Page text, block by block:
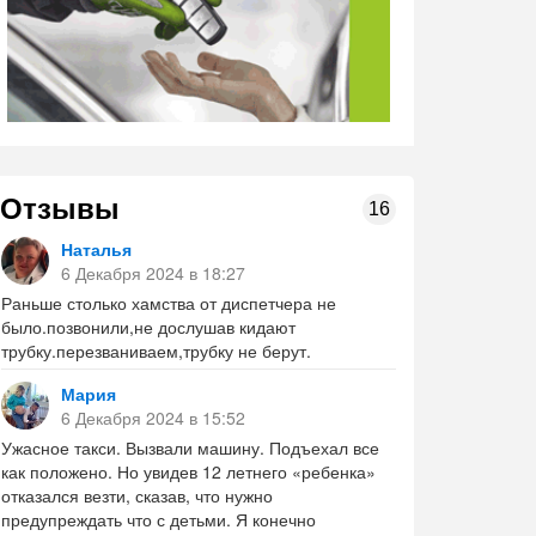
Отзывы 16
Наталья
6 Декабря 2024 в 18:27
Раньше столько хамства от диспетчера не
было.позвонили,не дослушав кидают
трубку.перезваниваем,трубку не берут.
Мария
6 Декабря 2024 в 15:52
Ужасное такси. Вызвали машину. Подъехал все
как положено. Но увидев 12 летнего «ребенка»
отказался везти, сказав, что нужно
предупреждать что с детьми. Я конечно